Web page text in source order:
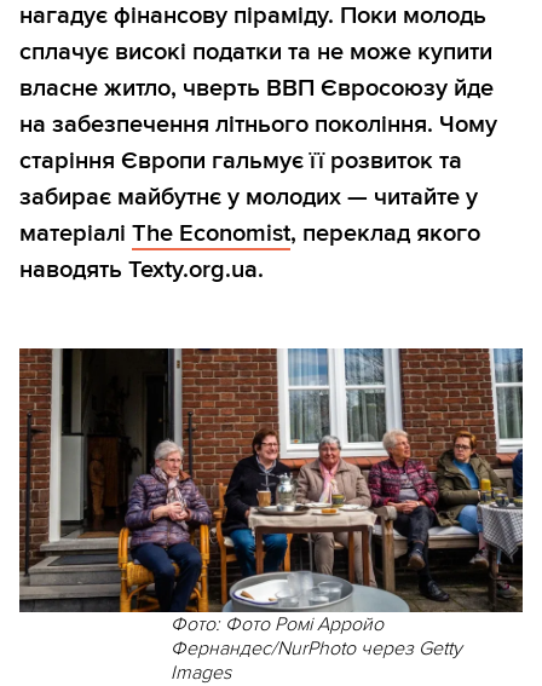
нагадує фінансову піраміду. Поки молодь
сплачує високі податки та не може купити
власне житло, чверть ВВП Євросоюзу йде
на забезпечення літнього покоління. Чому
старіння Європи гальмує її розвиток та
забирає майбутнє у молодих — читайте у
матеріалі The Economist, переклад якого
наводять Texty.org.ua.
Фото: Фото Ромі Арройо
Фернандес/NurPhoto через Getty
Images